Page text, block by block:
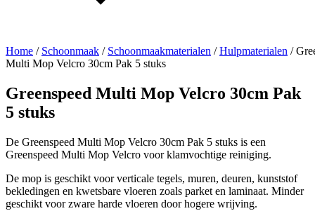
Home / Schoonmaak / Schoonmaakmaterialen /Hulpmaterialen /
Multi Mop Velcro 30cm Pak 5 stuks
Greenspeed Multi Mop Velcro 30cm Pak
5 stuks
De Greenspeed Multi Mop Velcro 30cm Pak 5 stuks is een
Greenspeed Multi Mop Velcro voor klamvochtige reiniging.
De mop is geschikt voor verticale tegels, muren, deuren, kunststof
bekledingen en kwetsbare vloeren zoals parket en laminaat. Minder
geschikt voor zware harde vloeren door hogere wrijving.